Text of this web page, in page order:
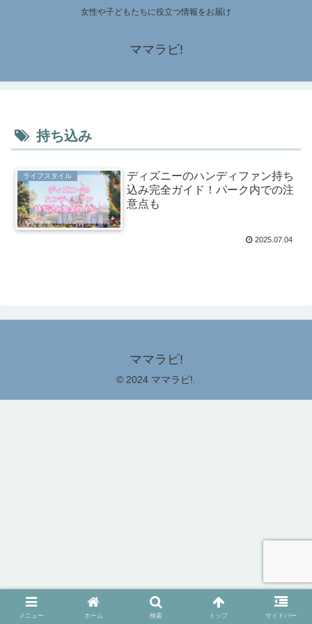
女性や子どもたちに役立つ情報をお届け
ママラビ!
持ち込み
ライフスタイル
ディズニーのハンディファン持ち
込み完全ガイド！パーク内での注
意点も
2025.07.04
ママラビ!
© 2024 ママラビ!.
メニュー ホーム 検索 トップ サイドバー